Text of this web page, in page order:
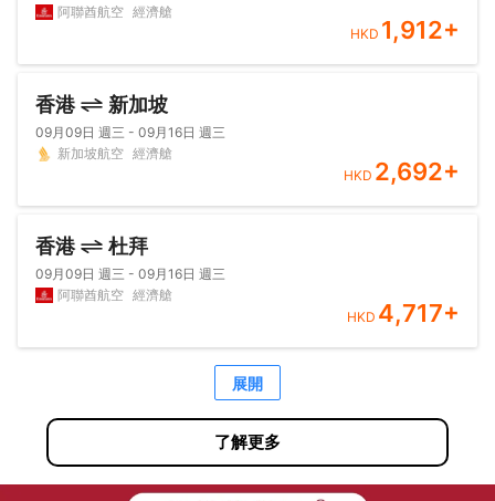
阿聯酋航空 經濟艙
HKD 1,912+
香港 新加坡
09月09日 週三 - 09月16日 週三
新加坡航空 經濟艙
HKD 2,692+
香港 杜拜
09月09日 週三 - 09月16日 週三
阿聯酋航空 經濟艙
HKD 4,717+
展開
了解更多